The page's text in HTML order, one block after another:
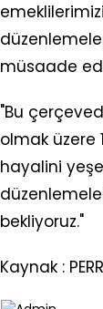
müsaade
"Bu
olmak üzere
hayalini
bekliyoruz."
Kaynak :